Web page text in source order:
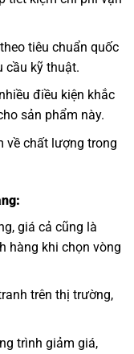
tiêu chuẩn quốc
cầu kỹ thuật.
điều kiện khắc
sản phẩm này.
về chất lượng trong
giá cả cũng là
hàng khi chọn vòng
trên thị trường,
trình giảm giá,